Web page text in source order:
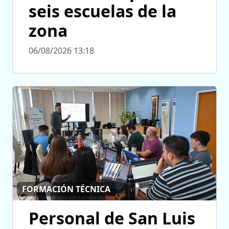
seis escuelas de la
zona
06/08/2026 13:18
FORMACIÓN TÉCNICA
Personal de San Luis